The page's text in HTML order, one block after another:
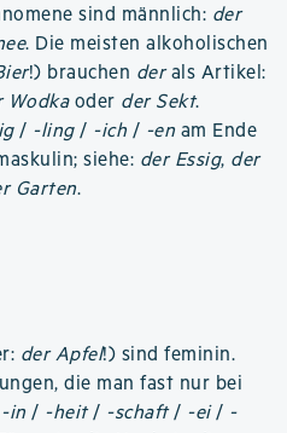
sind männlich: der
. Die meisten alkoholischen
!) brauchen derals Artikel:
Wodkaoder der Sekt.
/ -ling/ -ich / -en am Ende
siehe: der Essig, der
Garten.
der Apfel!) sind feminin.
die man fast nur bei
-in / -heit/ -schaft/ -ei/ -